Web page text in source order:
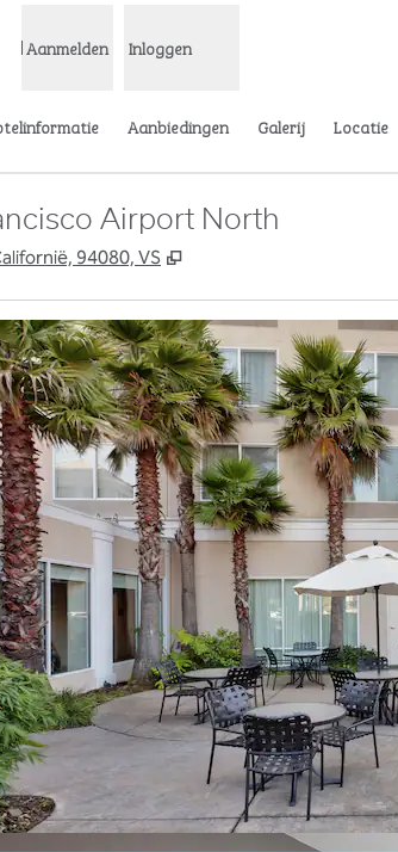
Aanmelden Inloggen
Aanbiedingen Galerij Locatie
Airport North
94080, VS ,